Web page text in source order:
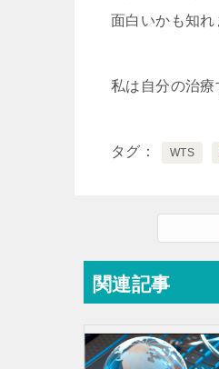
面白いかも知れ
私は自分の治療
タグ WTS
関連記事